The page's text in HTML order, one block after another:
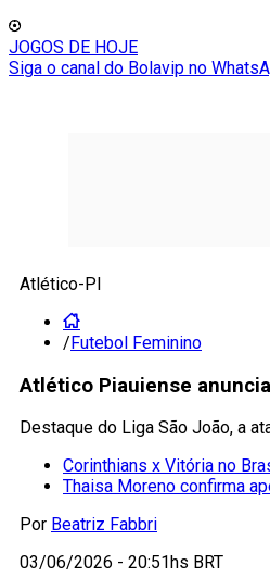
JOGOS DE HOJE
Siga o canal do Bolavip no
Atlético-PI
/Futebol Feminino
Atlético Piauiense
Destaque do Liga São João, a
Corinthians x Vitória no
Thaisa Moreno confirma
Por Beatriz Fabbri
03/06/2026 - 20:51hs BRT